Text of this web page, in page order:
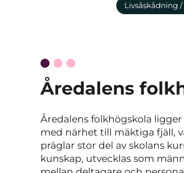
Livsåskådning
Åredalens
Åredalens folkhögskola
med närhet till mäktiga fjäll,
präglar stor del av skolans
kunskap, utvecklas som